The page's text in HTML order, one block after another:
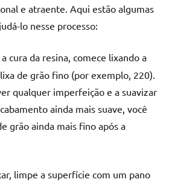
e atraente. Aqui estão algumas
lo nesse processo:
cura da resina, comece lixando a
de grão fino (por exemplo, 220).
qualquer imperfeição e a suavizar
ainda mais suave, você
grão ainda mais fino após a
limpe a superfície com um pano